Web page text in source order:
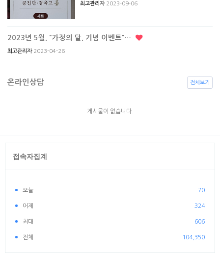
최고관리자 2023-09-06
2023년 5월, "가정의 달, 기념 이벤트"…
최고관리자 2023-04-26
온라인상담
게시물이 없습니다.
전체보기
접속자집계
오늘 70
어제 324
최대 606
전체 104,350